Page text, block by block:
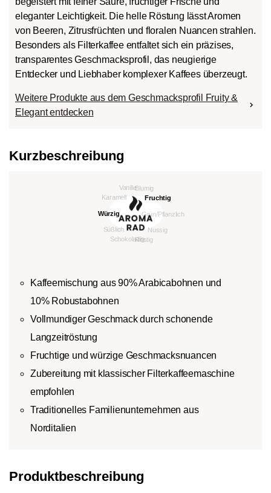
eleganter Leichtigkeit. Die helle Röstung lässt Aromen
von Beeren, Zitrusfrüchten und floralen Nuancen strahlen.
Besonders als Filterkaffee entfaltet sich ein präzises,
transparentes Geschmacksprofil, das neugierige
Entdecker und Liebhaber komplexer Kaffees überzeugt.
Weitere Produkte aus dem Geschmacksprofil Fruity &
Elegant entdecken
Kurzbeschreibung
Kaffeemischung aus 90% Arabicabohnen und
10% Robustabohnen
Vollmundiger Geschmack durch schonende
Langzeitröstung
Fruchtige und würzige Geschmacksnuancen
Zubereitung mit klassischer Filterkaffeemaschine
empfohlen
Traditionelles Familienunternehmen aus
Norditalien
Produktbeschreibung